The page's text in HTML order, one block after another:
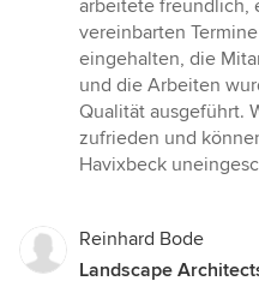
arbeitete freundlich,
vereinbarten
eingehalten, die
und die Arbeiten
Qualität ausgeführt.
zufrieden und
Havixbeck
Reinhard Bode
Landscape